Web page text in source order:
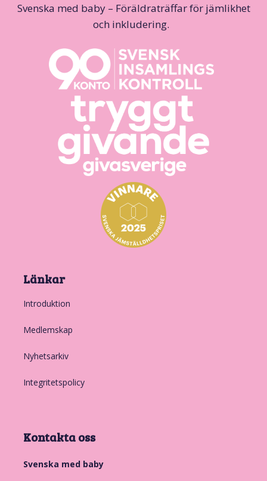
Svenska med baby – Föräldraträffar för jämlikhet
och inkludering.
Länkar
Introduktion
Medlemskap
Nyhetsarkiv
Integritetspolicy
Kontakta oss
Svenska med baby